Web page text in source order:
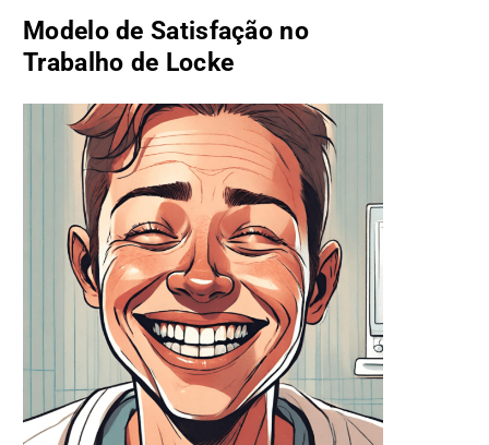
Modelo de Satisfação no
Trabalho de Locke